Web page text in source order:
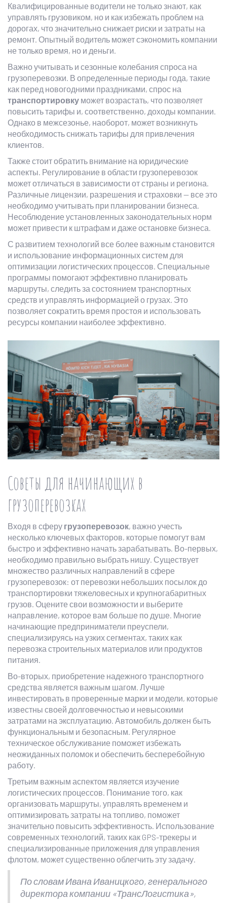
Квалифицированные водители не только знают, как
управлять грузовиком, но и как избежать проблем на
дорогах, что значительно снижает риски и затраты на
ремонт. Опытный водитель может сэкономить компании
не только время, но и деньги.
Важно учитывать и сезонные колебания спроса на
грузоперевозки. В определенные периоды года, такие
как перед новогодними праздниками, спрос на
транспортировку может возрастать, что позволяет
повысить тарифы и, соответственно, доходы компании.
Однако в межсезонье, наоборот, может возникнуть
необходимость снижать тарифы для привлечения
клиентов.
Также стоит обратить внимание на юридические
аспекты. Регулирование в области грузоперевозок
может отличаться в зависимости от страны и региона.
Различные лицензии, разрешения и страховки — все это
необходимо учитывать при планировании бизнеса.
Несоблюдение установленных законодательных норм
может привести к штрафам и даже остановке бизнеса.
С развитием технологий все более важным становится
и использование информационных систем для
оптимизации логистических процессов. Специальные
программы помогают эффективно планировать
маршруты, следить за состоянием транспортных
средств и управлять информацией о грузах. Это
позволяет сократить время простоя и использовать
ресурсы компании наиболее эффективно.
Советы для начинающих в
грузоперевозках
Входя в сферу грузоперевозок, важно учесть
несколько ключевых факторов, которые помогут вам
быстро и эффективно начать зарабатывать. Во-первых,
необходимо правильно выбрать нишу. Существует
множество различных направлений в сфере
грузоперевозок: от перевозки небольших посылок до
транспортировки тяжеловесных и крупногабаритных
грузов. Оцените свои возможности и выберите
направление, которое вам больше по душе. Многие
начинающие предприниматели преуспели,
специализируясь на узких сегментах, таких как
перевозка строительных материалов или продуктов
питания.
Во-вторых, приобретение надежного транспортного
средства является важным шагом. Лучше
инвестировать в проверенные марки и модели, которые
известны своей долговечностью и невысокими
затратами на эксплуатацию. Автомобиль должен быть
функциональным и безопасным. Регулярное
техническое обслуживание поможет избежать
неожиданных поломок и обеспечить бесперебойную
работу.
Третьим важным аспектом является изучение
логистических процессов. Понимание того, как
организовать маршруты, управлять временем и
оптимизировать затраты на топливо, поможет
значительно повысить эффективность. Использование
современных технологий, таких как GPS-трекеры и
специализированные приложения для управления
флотом, может существенно облегчить эту задачу.
По словам Ивана Иваницкого, генерального
директора компании «ТрансЛогистика»,